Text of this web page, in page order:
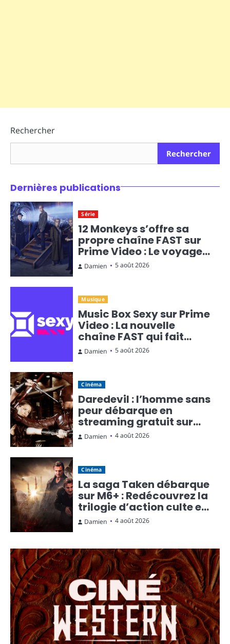
Rechercher
Rechercher
Dernières publications
Série
12 Monkeys s’offre sa
propre chaîne FAST sur
Prime Video : Le voyage
temporel en diffusion
Damien 5 août 2026
Musique
Music Box Sexy sur Prime
Video : La nouvelle
chaîne FAST qui fait
monter la température
Damien 5 août 2026
Cinéma
Daredevil : l’homme sans
peur débarque en
streaming gratuit sur
Rakuten TV
Damien 4 août 2026
Cinéma
La saga Taken débarque
sur M6+ : Redécouvrez la
trilogie d’action culte en
streaming gratuit
Damien 4 août 2026